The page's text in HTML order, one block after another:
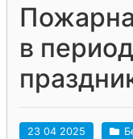
в
23 04 2025